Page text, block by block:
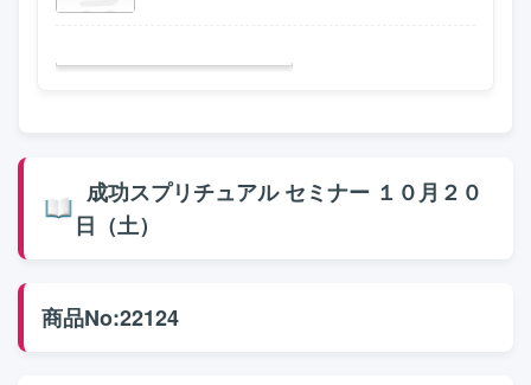
成功スプリチュアル セミナー １０月２０
日（土）
商品No:22124